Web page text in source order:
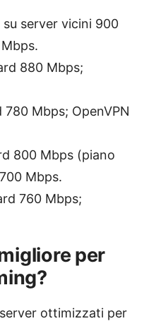
su server vicini 900
880 Mbps;
Mbps; OpenVPN
800 Mbps (piano
Mbps.
760 Mbps;
per
ottimizzati per